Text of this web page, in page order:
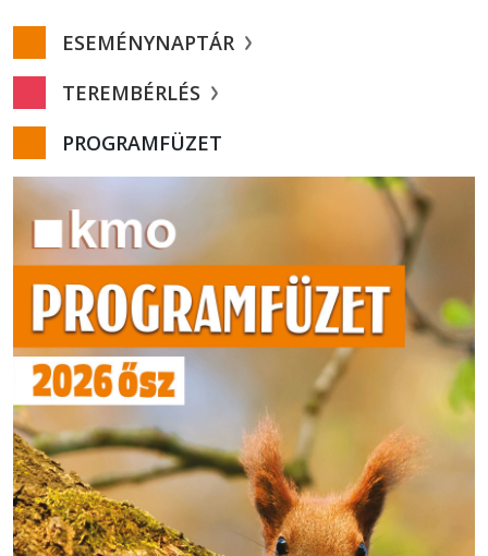
ESEMÉNYNAPTÁR
TEREMBÉRLÉS
PROGRAMFÜZET